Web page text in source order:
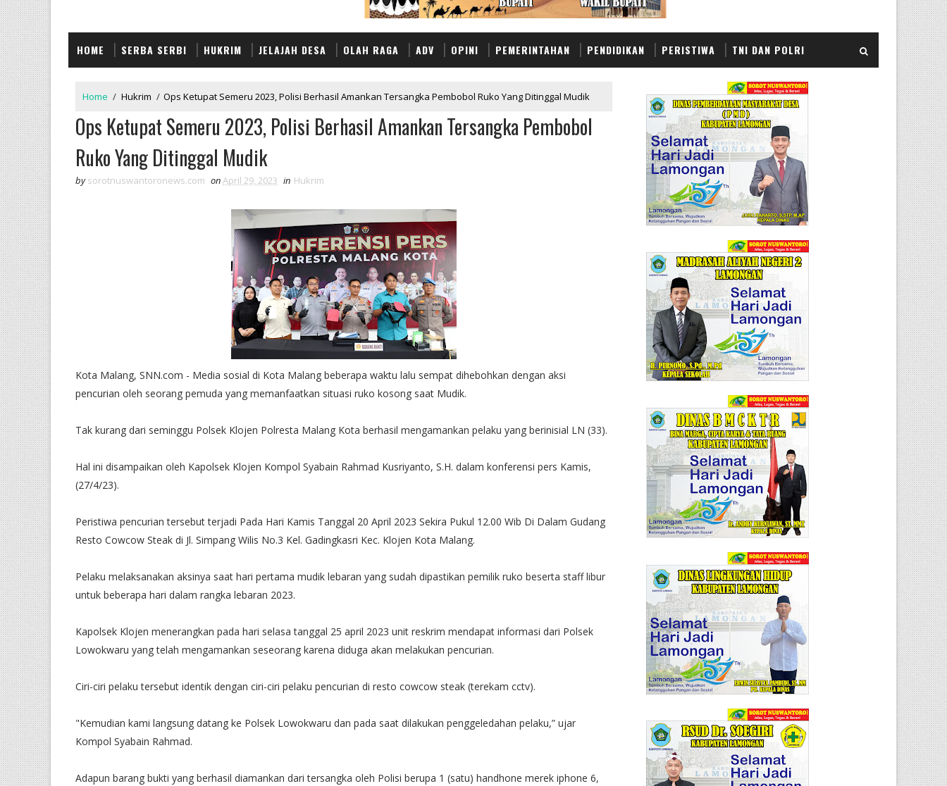
HOME SERBA SERBI HUKRIM JELAJAH DESA OLAH RAGA ADV OPINI PEMERINTAHAN PENDIDIKAN PERISTIWA TNI DAN POLRI
Home / Hukrim / Ops Ketupat Semeru 2023, Polisi Berhasil Amankan Tersangka Pembobol Ruko Yang Ditinggal Mudik
Ops Ketupat Semeru 2023, Polisi Berhasil Amankan Tersangka Pembobol
Ruko Yang Ditinggal Mudik
by sorotnuswantoronews.com onApril 29, 2023 in Hukrim
Kota Malang, SNN.com - Media sosial di Kota Malang beberapa waktu lalu sempat dihebohkan dengan aksi
pencurian oleh seorang pemuda yang memanfaatkan situasi ruko kosong saat Mudik.
Tak kurang dari seminggu Polsek Klojen Polresta Malang Kota berhasil mengamankan pelaku yang berinisial LN (33).
Hal ini disampaikan oleh Kapolsek Klojen Kompol Syabain Rahmad Kusriyanto, S.H. dalam konferensi pers Kamis,
(27/4/23).
Peristiwa pencurian tersebut terjadi Pada Hari Kamis Tanggal 20 April 2023 Sekira Pukul 12.00 Wib Di Dalam Gudang
Resto Cowcow Steak di Jl. Simpang Wilis No.3 Kel. Gadingkasri Kec. Klojen Kota Malang.
Pelaku melaksanakan aksinya saat hari pertama mudik lebaran yang sudah dipastikan pemilik ruko beserta staff libur
untuk beberapa hari dalam rangka lebaran 2023.
Kapolsek Klojen menerangkan pada hari selasa tanggal 25 april 2023 unit reskrim mendapat informasi dari Polsek
Lowokwaru yang telah mengamankan seseorang karena diduga akan melakukan pencurian.
Ciri-ciri pelaku tersebut identik dengan ciri-ciri pelaku pencurian di resto cowcow steak (terekam cctv).
"Kemudian kami langsung datang ke Polsek Lowokwaru dan pada saat dilakukan penggeledahan pelaku,” ujar
Kompol Syabain Rahmad.
Adapun barang bukti yang berhasil diamankan dari tersangka oleh Polisi berupa 1 (satu) handhone merek iphone 6,